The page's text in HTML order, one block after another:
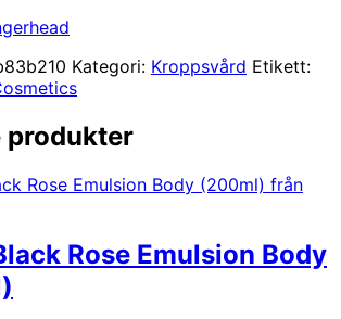
Kategori: Kroppsvård Etikett:
produkter
Rose Emulsion Body